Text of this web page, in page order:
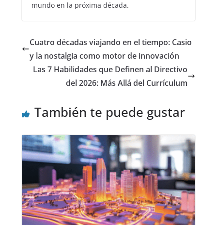
mundo en la próxima década.
Cuatro décadas viajando en el tiempo: Casio
y la nostalgia como motor de innovación
Las 7 Habilidades que Definen al Directivo
del 2026: Más Allá del Currículum
También te puede gustar